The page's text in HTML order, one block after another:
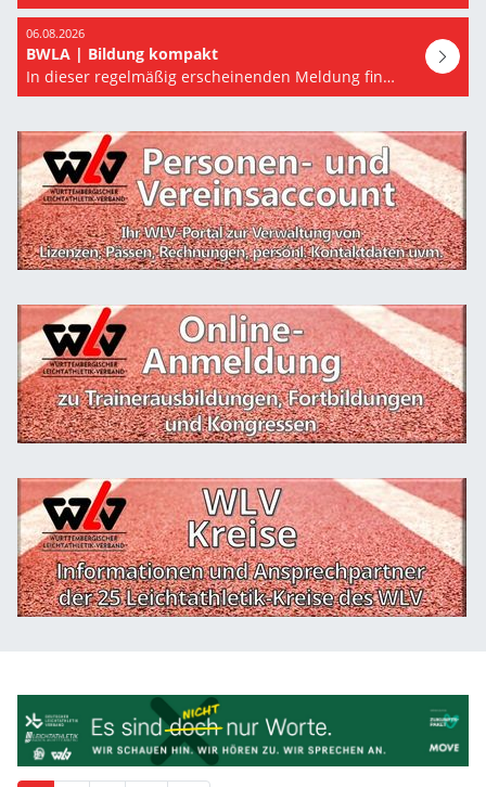
06.08.2026
BWLA | Bildung kompakt
In dieser regelmäßig erscheinenden Meldung finden Sie eine Auswahl der kommenden Bildungsangebote…